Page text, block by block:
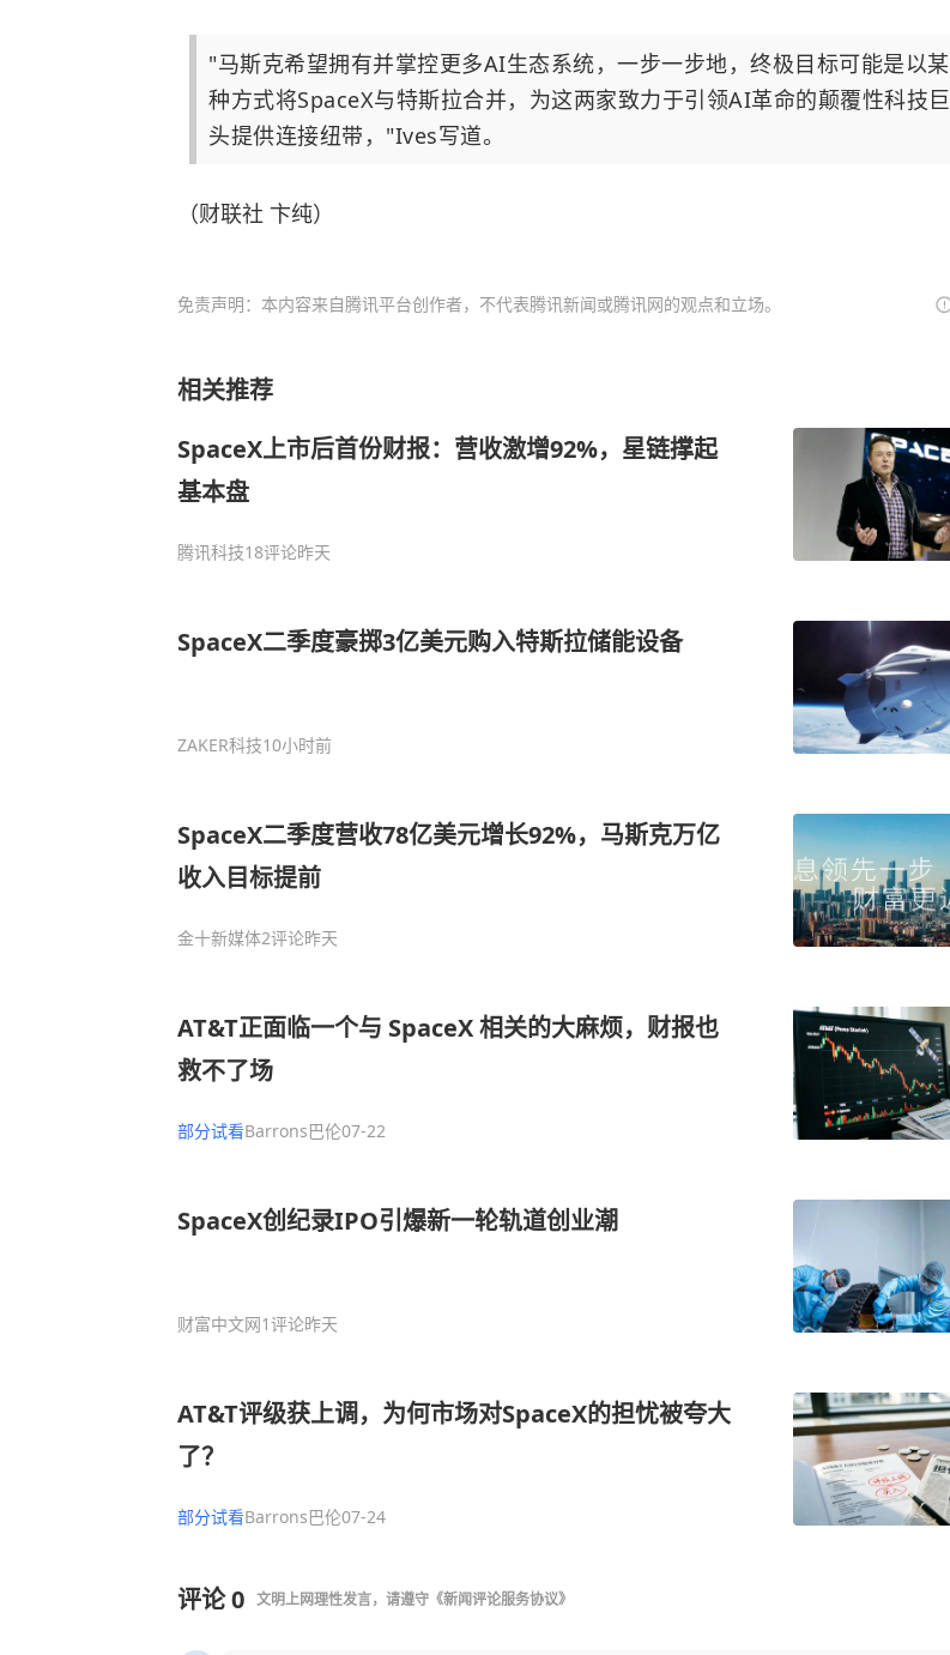
"马斯克希望拥有并掌控更多AI生态系统，一步一步地，终极目标可能是以某
种方式将SpaceX与特斯拉合并，为这两家致力于引领AI革命的颠覆性科技巨
头提供连接纽带，"Ives写道。
（财联社 卞纯）
免责声明：本内容来自腾讯平台创作者，不代表腾讯新闻或腾讯网的观点和立场。
相关推荐
SpaceX上市后首份财报：营收激增92%，星链撑起
基本盘
腾讯科技18评论昨天
SpaceX二季度豪掷3亿美元购入特斯拉储能设备
ZAKER科技10小时前
SpaceX二季度营收78亿美元增长92%，马斯克万亿
收入目标提前
金十新媒体2评论昨天
AT&T正面临一个与 SpaceX 相关的大麻烦，财报也
救不了场
部分试看Barrons巴伦07-22
SpaceX创纪录IPO引爆新一轮轨道创业潮
财富中文网1评论昨天
AT&T评级获上调，为何市场对SpaceX的担忧被夸大
了？
部分试看Barrons巴伦07-24
评论0 文明上网理性发言，请遵守 《新闻评论服务协议》